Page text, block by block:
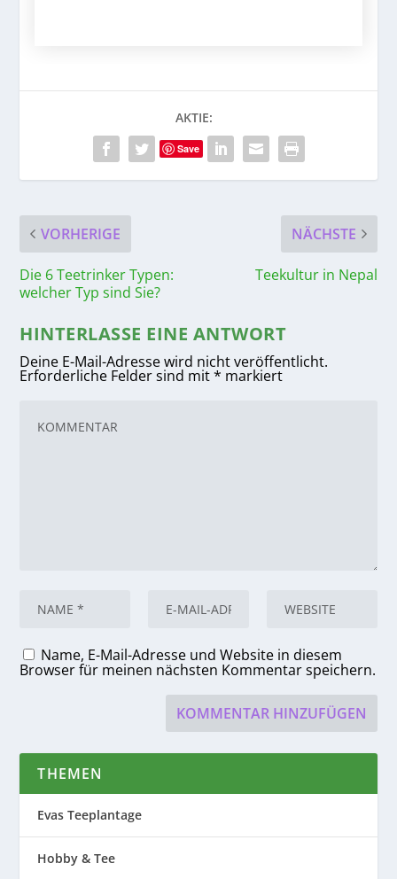
AKTIE:
Save
VORHERIGE
Die 6 Teetrinker Typen:
welcher Typ sind Sie?
NÄCHSTE
Teekultur in Nepal
HINTERLASSE EINE ANTWORT
Deine E-Mail-Adresse wird nicht veröffentlicht.
Erforderliche Felder sind mit* markiert
Name, E-Mail-Adresse und Website in diesem
Browser für meinen nächsten Kommentar speichern.
THEMEN
Evas Teeplantage
Hobby & Tee